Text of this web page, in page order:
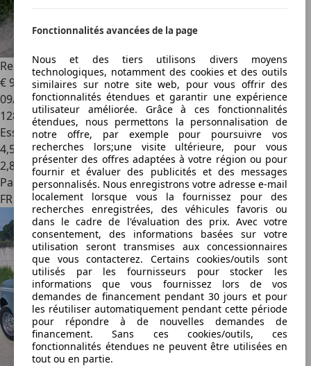
Renault R 4 4 TL Savane
€ 9 800
09/1990
128 830 km
Essence
4,5 l/100 km (mixte)
2,8
Particulier
FR 34140
Fonctionnalités avancées de la page
Nous et des tiers utilisons divers moyens
technologiques, notamment des cookies et des outils
similaires sur notre site web, pour vous offrir des
fonctionnalités étendues et garantir une expérience
utilisateur améliorée. Grâce à ces fonctionnalités
étendues, nous permettons la personnalisation de
notre offre, par exemple pour poursuivre vos
recherches lors;une visite ultérieure, pour vous
présenter des offres adaptées à votre région ou pour
fournir et évaluer des publicités et des messages
personnalisés. Nous enregistrons votre adresse e-mail
localement lorsque vous la fournissez pour des
recherches enregistrées, des véhicules favoris ou
dans le cadre de l'évaluation des prix. Avec votre
consentement, des informations basées sur votre
utilisation seront transmises aux concessionnaires
que vous contacterez. Certains cookies/outils sont
utilisés par les fournisseurs pour stocker les
informations que vous fournissez lors de vos
demandes de financement pendant 30 jours et pour
les réutiliser automatiquement pendant cette période
pour répondre à de nouvelles demandes de
financement. Sans ces cookies/outils, ces
fonctionnalités étendues ne peuvent être utilisées en
tout ou en partie.